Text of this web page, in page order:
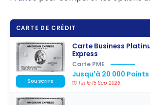
CARTE DE CRÉDIT
Carte Business
Express
Carte PME
Jusqu'à 20 000 Points
Fin le 15 Sep 2026
Souscrire